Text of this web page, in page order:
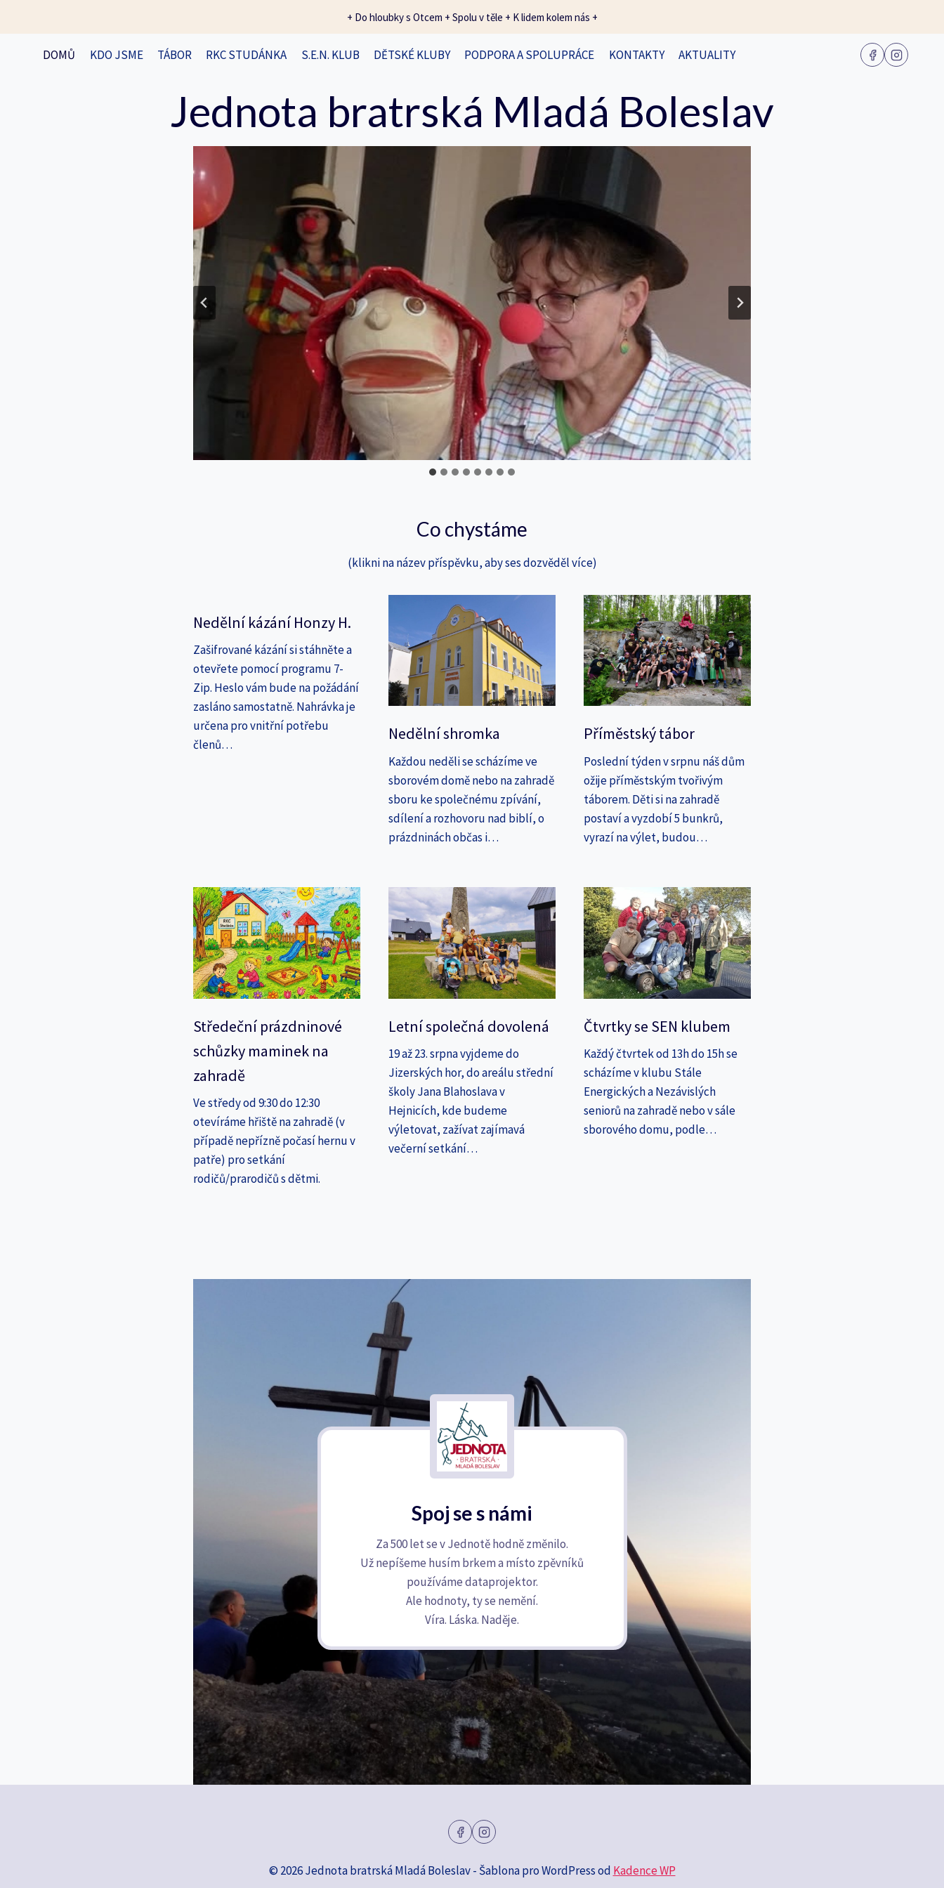
+ Do hloubky s Otcem + Spolu v těle + K lidem kolem nás +
DOMŮ KDO JSME TÁBOR RKC STUDÁNKA S.E.N. KLUB DĚTSKÉ KLUBY PODPORA A SPOLUPRÁCE KONTAKTY AKTUALITY
Jednota bratrská Mladá Boleslav
Co chystáme
(klikni na název příspěvku, aby ses dozvěděl více)
Nedělní kázání Honzy H.
Zašifrované kázání si stáhněte a
otevřete pomocí programu 7-
Zip. Heslo vám bude na požádání
zasláno samostatně. Nahrávka je
určena pro vnitřní potřebu
členů…
Nedělní shromka
Každou neděli se scházíme ve
sborovém domě nebo na zahradě
sboru ke společnému zpívání,
sdílení a rozhovoru nad biblí, o
prázdninách občas i…
Příměstský tábor
Poslední týden v srpnu náš dům
ožije příměstským tvořivým
táborem. Děti si na zahradě
postaví a vyzdobí 5 bunkrů,
vyrazí na výlet, budou…
Středeční prázdninové
schůzky maminek na
zahradě
Ve středy od 9:30 do 12:30
otevíráme hřiště na zahradě (v
případě nepřízně počasí hernu v
patře) pro setkání
rodičů/prarodičů s dětmi.
Letní společná dovolená
19 až 23. srpna vyjdeme do
Jizerských hor, do areálu střední
školy Jana Blahoslava v
Hejnicích, kde budeme
výletovat, zažívat zajímavá
večerní setkání…
Čtvrtky se SEN klubem
Každý čtvrtek od 13h do 15h se
scházíme v klubu Stále
Energických a Nezávislých
seniorů na zahradě nebo v sále
sborového domu, podle…
Spoj se s námi
Za 500 let se v Jednotě hodně změnilo.
Už nepíšeme husím brkem a místo zpěvníků
používáme dataprojektor.
Ale hodnoty, ty se nemění.
Víra. Láska. Naděje.
© 2026 Jednota bratrská Mladá Boleslav - Šablona pro WordPress od Kadence WP